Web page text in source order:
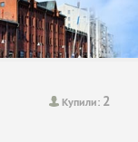
Купили: 2